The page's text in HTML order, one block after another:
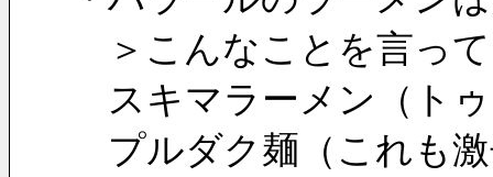
＞こんなことを言っ
スキマラーメン（ト
プルダク麺（これも